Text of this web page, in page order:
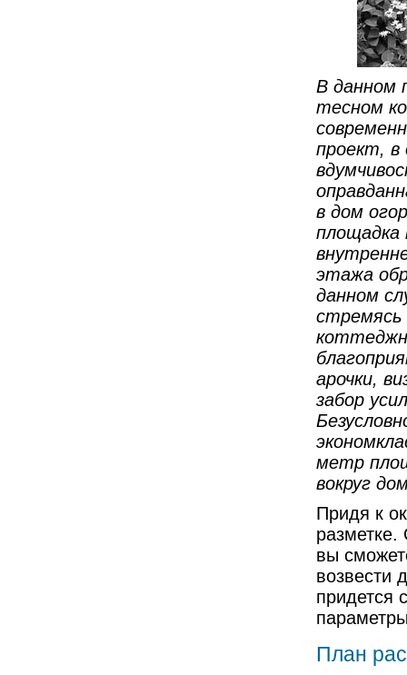
В данном
тесном
проект, в
в дом
площадка
этажа
данном
стремясь
арочки,
забор
метр
вокруг
Придя к
разметке.
вы
возвести
придется
План